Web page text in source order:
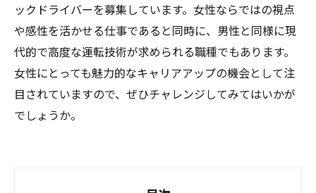
ックドライバーを募集しています。女性ならではの視点
や感性を活かせる仕事であると同時に、男性と同様に現
代的で高度な運転技術が求められる職種でもあります。
女性にとっても魅力的なキャリアアップの機会として注
目されていますので、ぜひチャレンジしてみてはいかが
でしょうか。